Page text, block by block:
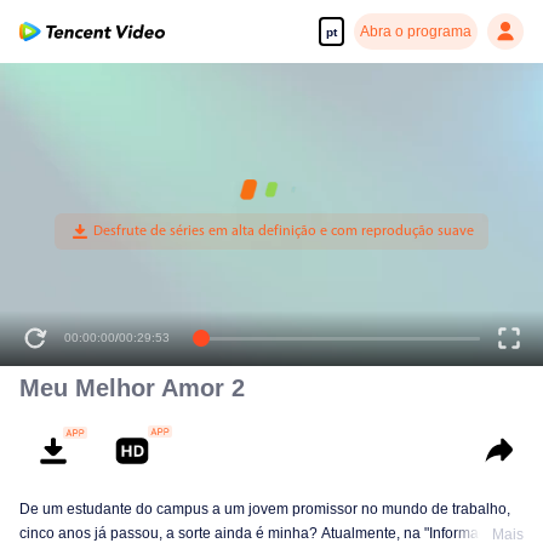
pt Abra o programa
00:00:00/00:29:53
Meu Melhor Amor 2
De um estudante do campus a um jovem promissor no mundo de trabalho,
cinco anos já passou, a sorte ainda é minha? Atualmente, na "Informação
Mais